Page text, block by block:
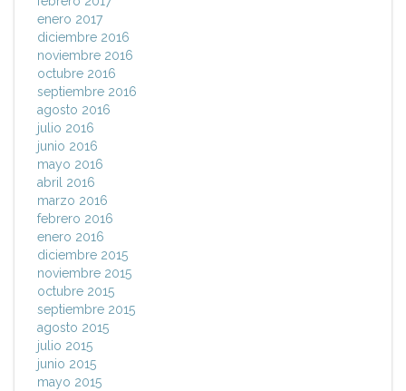
enero 2017
diciembre 2016
noviembre 2016
octubre 2016
septiembre 2016
agosto 2016
julio 2016
junio 2016
mayo 2016
abril 2016
marzo 2016
febrero 2016
enero 2016
diciembre 2015
noviembre 2015
octubre 2015
septiembre 2015
agosto 2015
julio 2015
junio 2015
mayo 2015